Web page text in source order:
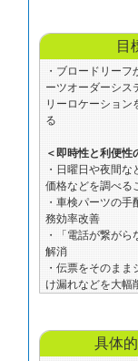
目
・ブロードリー
ーツオーダーシス
リーロケーション
る
＜即時性と利便性
・日曜日や夜間な
価格などを調べる
・車検パーツの
務効率改善
・「電話が繋が
解消
・伝票をそのま
け漏れなどを大幅
具体